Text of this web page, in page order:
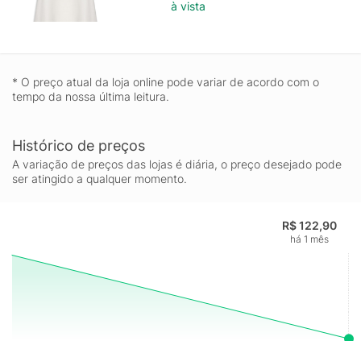
à vista
* O preço atual da loja online pode variar de acordo com o
tempo da nossa última leitura.
Histórico de preços
A variação de preços das lojas é diária, o preço desejado pode
ser atingido a qualquer momento.
R$ 122,90
há 1 mês